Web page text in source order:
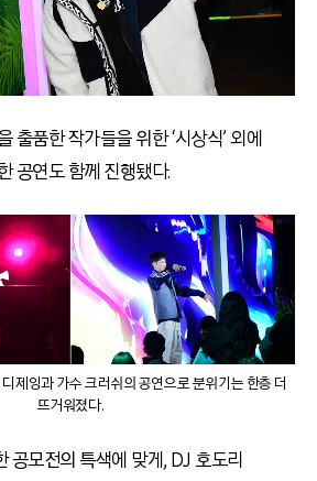
출품한 작가들을 위한 ‘시상식’ 외에
공연도 함께 진행됐다.
제잉과 가수 크러쉬의 공연으로 분위기는 한층 더
뜨거워졌다.
공모전의 특색에 맞게, DJ 호도리